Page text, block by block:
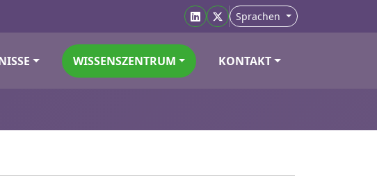
Sprachen
WISSENSZENTRUM KONTAKT